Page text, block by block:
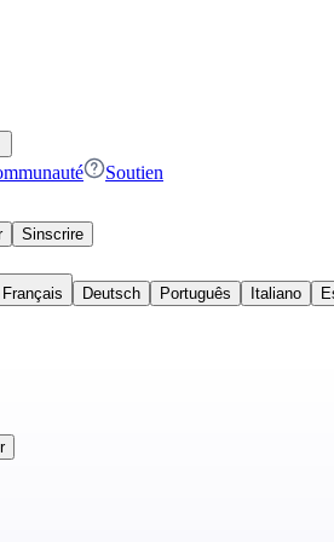
Soutien
Sinscrire
Français Deutsch Português Italiano